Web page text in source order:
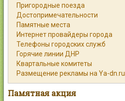
Справочник
Работа
Объявления
Помощь
Контакты
Пригородные поезда
Достопримечательности
Памятные места
Интернет провайдеры города
Телефоны городских служб
Горячие линии ДНР
Квартальные комитеты
Размещение рекламы на Ya-dn.ru
Памятная акция